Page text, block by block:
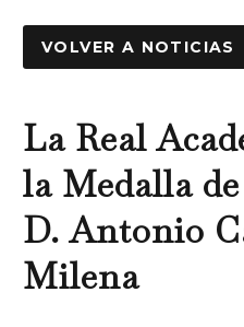
VOLVER A NOTICIAS
La Real
la Medalla
D. Antonio
Milena